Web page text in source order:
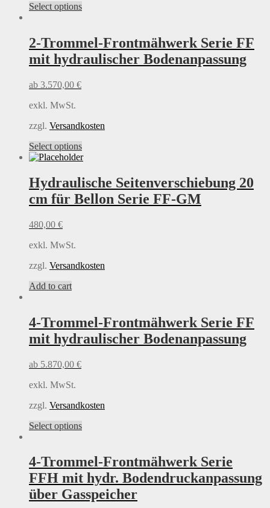
Select optionsThis
multiple
variants.
The
the
page
2-Trommel-Frontmähwerk Serie FF
mit hydraulischer Bodenanpassung
ab 3.570,00 €
exkl. MwSt.
zzgl. Versandkosten
Select optionsThis
product
multiple
variants.
The
the
Hydraulische Seitenverschiebung 20
cm für Bellon Serie FF-GM
480,00 €
exkl. MwSt.
zzgl. Versandkosten
Add to cart
4-Trommel-Frontmähwerk Serie FF
mit hydraulischer Bodenanpassung
ab 5.870,00 €
exkl. MwSt.
zzgl. Versandkosten
Select optionsThis
multiple
variants.
The
options
may
4-Trommel-Frontmähwerk Serie
FFH mit hydr. Bodendruckanpassung
über Gasspeicher